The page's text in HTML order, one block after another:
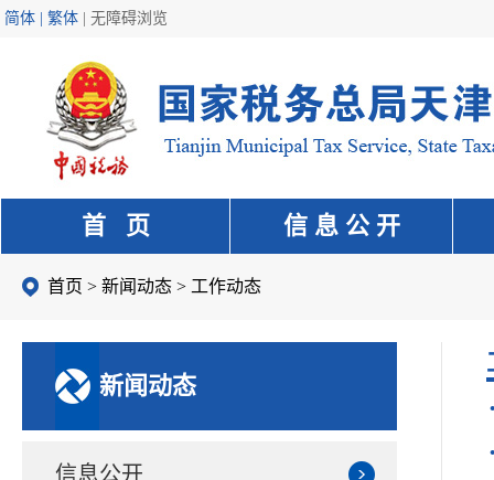
简体 | 繁体 无障碍浏览
首 页 信 息 公 开
首页 > 新闻动态 > 工作动态
新闻动态
信息公开